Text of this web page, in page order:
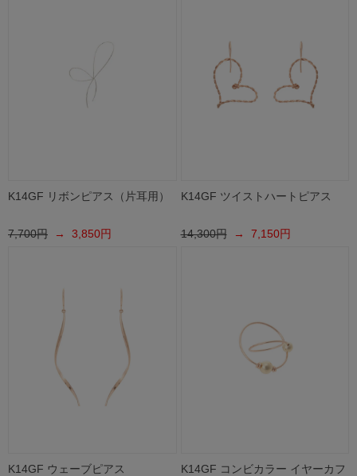
K14GF リボンピアス（片耳用）
7,700円 → 3,850円
K14GF ツイストハートピアス
14,300円→ 7,150円
K14GF ウェーブピアス K14GF コンビカラー イヤーカフ